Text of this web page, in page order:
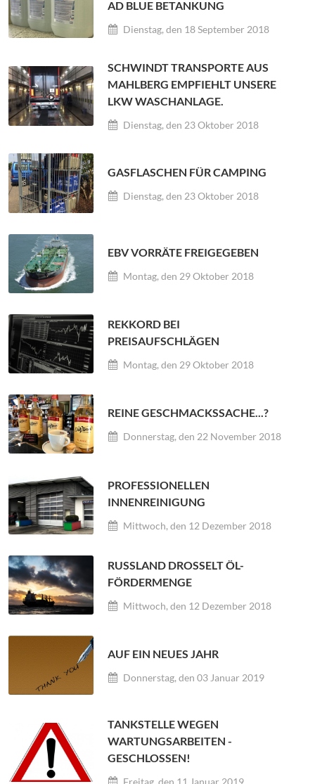
AD BLUE BETANKUNG
Dienstag, den 18 September 2018
SCHWINDT TRANSPORTE AUS
MAHLBERG EMPFIEHLT UNSERE
LKW WASCHANLAGE.
Dienstag, den 23 Oktober 2018
GASFLASCHEN FÜR CAMPING
Dienstag, den 23 Oktober 2018
EBV VORRÄTE FREIGEGEBEN
Montag, den 29 Oktober 2018
REKKORD BEI
PREISAUFSCHLÄGEN
Montag, den 29 Oktober 2018
REINE GESCHMACKSSACHE...?
Donnerstag, den 22 November 2018
PROFESSIONELLEN
INNENREINIGUNG
Mittwoch, den 12 Dezember 2018
RUSSLAND DROSSELT ÖL- F
ÖRDERMENGE
Mittwoch, den 12 Dezember 2018
AUF EIN NEUES JAHR
Donnerstag, den 03 Januar 2019
TANKSTELLE WEGEN
WARTUNGSARBEITEN -
GESCHLOSSEN!